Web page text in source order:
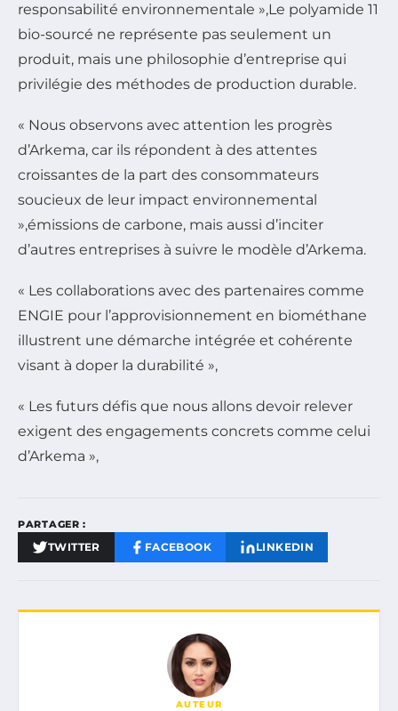
responsabilité environnementale »,Le polyamide 11
bio-sourcé ne représente pas seulement un
produit, mais une philosophie d’entreprise qui
privilégie des méthodes de production durable.
« Nous observons avec attention les progrès
d’Arkema, car ils répondent à des attentes
croissantes de la part des consommateurs
soucieux de leur impact environnemental
»,émissions de carbone, mais aussi d’inciter
d’autres entreprises à suivre le modèle d’Arkema.
« Les collaborations avec des partenaires comme
ENGIE pour l’approvisionnement en biométhane
illustrent une démarche intégrée et cohérente
visant à doper la durabilité »,
« Les futurs défis que nous allons devoir relever
exigent des engagements concrets comme celui
d’Arkema »,
PARTAGER :
TWITTER FACEBOOK LINKEDIN
AUTEUR